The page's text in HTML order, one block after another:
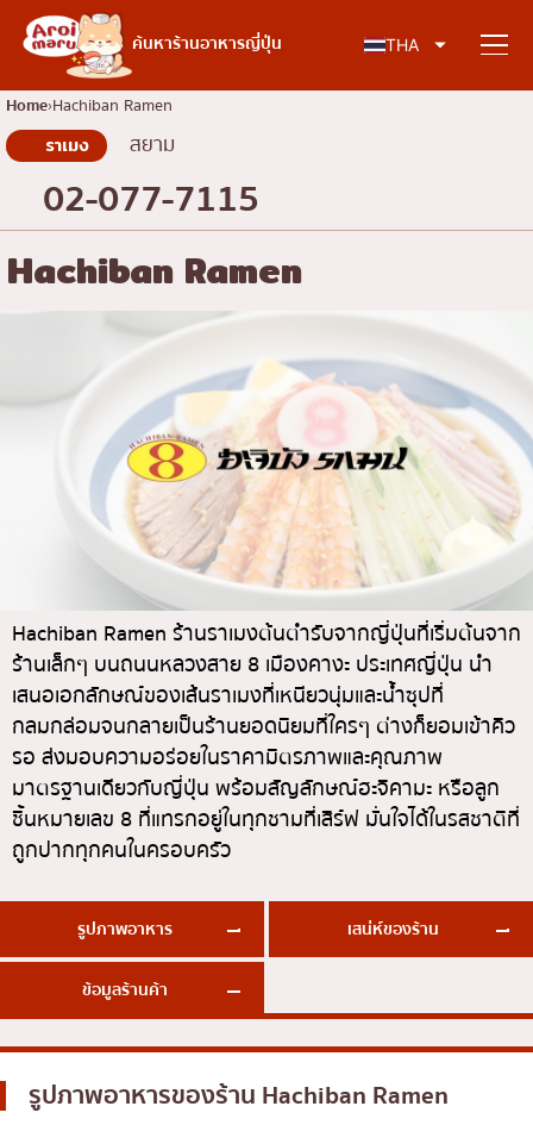
ค้นหาร้านอาหารญี่ปุ่น THA
อาหารญี่ปุ่น
ค้นหาร้านอาหาร
ค้นหาตามประเภทอาหาร
อิซากายะ
ปิ้งย่างญี่ปุ่น/ยากินิกุ
คัตสึด้ง/ทงคัตสึ
ชาบูชาบู/สุกี้ยากี้
แกงกะหรี่ญี่ปุ่น
ไก่ย่างเสียบไม้สไตล์ญี่ปุ่น
โซบะ/อุด้ง
ขนมหวานญี่ปุ่น
เทมปุระ
โอมากาเสะ
ร้านอาหารญี่ปุ่นระดับพรีเมียม
อาหารตะวันตกสไตล์ญี่ปุ่น
ปลาไหลย่าง
ข้าวปั้นญี่ปุ่น
ปู
โอโคโนมิยากิ/เทปปันยากิ
ค้นหาตามพื้นที่
เจริญกรุง
ทองหล่อ
พร้อมพงษ์
อโศก
อารีย์
สีลม
สาทร
อ่อนนุช
รัชดา
พระโขนง
เพลินจิต
ชิดลม
บางนา
คอลัมน์ความรู้
บทความพิเศษ
บทความที่KOLแนะนำ
Home Hachiban Ramen
ราเมง สยาม
02-077-7115
Hachiban Ramen
Hachiban Ramen ร้านราเมงต้นตำรับจากญี่ปุ่นที่เริ่มต้นจาก
ร้านเล็กๆ บนถนนหลวงสาย 8 เมืองคางะ ประเทศญี่ปุ่น นำ
เสนอเอกลักษณ์ของเส้นราเมงที่เหนียวนุ่มและน้ำซุปที่
กลมกล่อมจนกลายเป็นร้านยอดนิยมที่ใครๆ ต่างก็ยอมเข้าคิว
รอ ส่งมอบความอร่อยในราคามิตรภาพและคุณภาพ
มาตรฐานเดียวกับญี่ปุ่น พร้อมสัญลักษณ์ฮะจิคามะ หรือลูก
ชิ้นหมายเลข 8 ที่แทรกอยู่ในทุกชามที่เสิร์ฟ มั่นใจได้ในรสชาติที่
ถูกปากทุกคนในครอบครัว
รูปภาพอาหาร เสน่ห์ของร้าน
ข้อมูลร้านค้า
รูปภาพอาหารของร้าน Hachiban Ramen